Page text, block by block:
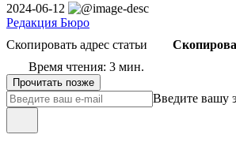
2024-06-12
Редакция Бюро
Скопировать адрес статьи
Время чтения: 3 мин.
Прочитать позже
Введите вашу